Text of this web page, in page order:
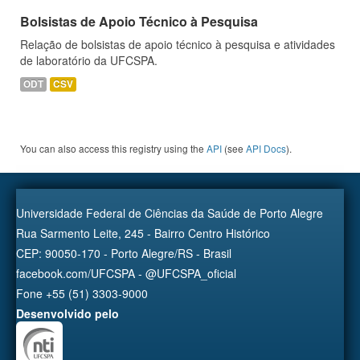
Bolsistas de Apoio Técnico à Pesquisa
Relação de bolsistas de apoio técnico à pesquisa e atividades
de laboratório da UFCSPA.
ODT CSV
You can also access this registry using the API (see API Docs).
Universidade Federal de Ciências da Saúde de Porto Alegre
Rua Sarmento Leite, 245 - Bairro Centro Histórico
CEP: 90050-170 - Porto Alegre/RS - Brasil
facebook.com/UFCSPA - @UFCSPA_oficial
Fone +55 (51) 3303-9000
Desenvolvido pelo